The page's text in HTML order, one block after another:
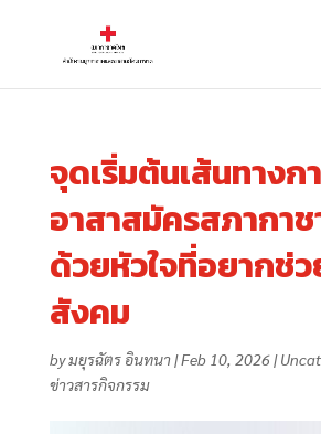
จุดเริ่มต้นเส้นทางก
อาสาสมัครสภากา
ด้วยหัวใจที่อยากช่
สังคม
byมยุรฉัตร อินทนา|Feb 10, 2026|
ข่าวสารกิจกรรม